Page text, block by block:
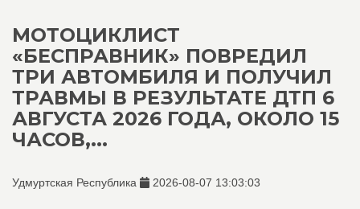
МОТОЦИКЛИСТ
«БЕСПРАВНИК» ПОВРЕДИЛ
ТРИ АВТОМБИЛЯ И ПОЛУЧИЛ
ТРАВМЫ В РЕЗУЛЬТАТЕ ДТП 6
АВГУСТА 2026 ГОДА, ОКОЛО 15
ЧАСОВ,...
Удмуртская Республика 2026-08-07 13:03:03